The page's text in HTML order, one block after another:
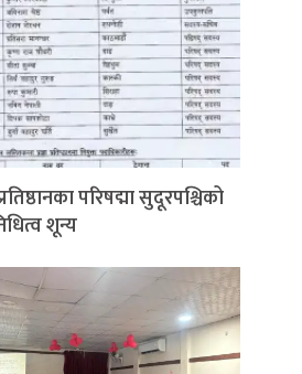
परिषद्मा सुदूरपश्चिको
शून्य